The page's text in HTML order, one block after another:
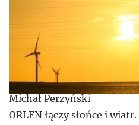
Michał Perzyński
ORLEN łączy słońce i